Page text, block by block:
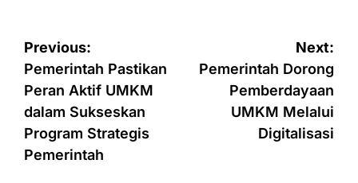
Post
navigation
Previous:
Pemerintah Pastikan
Peran Aktif UMKM
dalam Sukseskan
Program Strategis
Pemerintah
Next:
Pemerintah Dorong
Pemberdayaan
UMKM Melalui
Digitalisasi